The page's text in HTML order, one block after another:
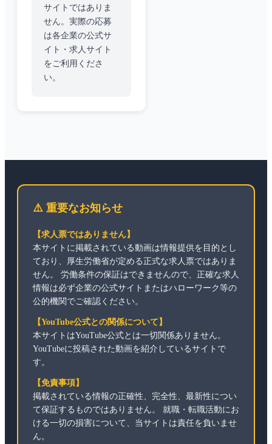
サイトではありま
せん。実際の応募
は各企業の公式サ
イト・求人サイト
をご利用くださ
い。
⚠️ 重要なお知らせ
【求人票ではありません】
本サイトに掲載されている動画は情報提供を目的とし
ており、厚生労働省が定める正式な求人票ではありま
せん。 労働条件の保証はできませんので、正確な求人
情報は必ず企業の公式サイトまたはハローワーク等の
公的機関でご確認ください。
【YouTube公式との関係について】
本サイトはYouTube公式とは一切関係ありません。
YouTubeに投稿された動画を紹介しているサイトで
す。
【免責事項】
掲載されている情報の正確性、完全性、最新性につい
て保証するものではありません。 就職・転職活動にお
ける一切の損害について、当サイトは責任を負いませ
ん。